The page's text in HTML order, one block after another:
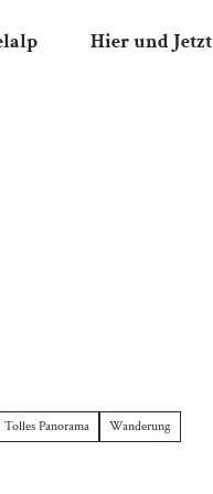
Hier und Jetzt
Tolles Panorama Wanderung